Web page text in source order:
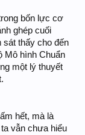
bốn lực cơ
ghép cuối
thấy cho đến
Mô hình Chuẩn
một lý thuyết
hết, mà là
vẫn chưa hiểu